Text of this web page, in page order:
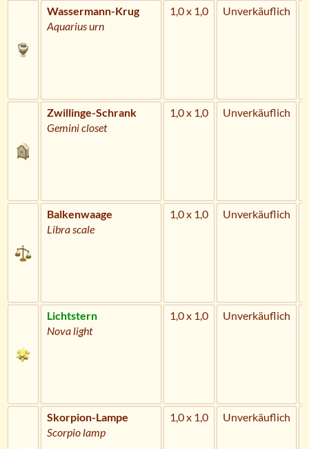
Wassermann-Krug
Aquarius urn
1,0 x 1,0 Unverkäuflich
Zwillinge-Schrank
Gemini closet
1,0 x 1,0 Unverkäuflich
Balkenwaage
Libra scale
1,0 x 1,0 Unverkäuflich
Lichtstern
Nova light
1,0 x 1,0 Unverkäuflich
Skorpion-Lampe
Scorpio lamp
1,0 x 1,0 Unverkäuflich